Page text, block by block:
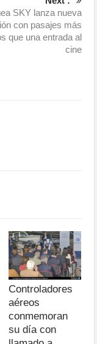
SKY lanza nueva
con pasajes más
que una entrada al
cine
Controladores
aéreos
conmemoran
su día con